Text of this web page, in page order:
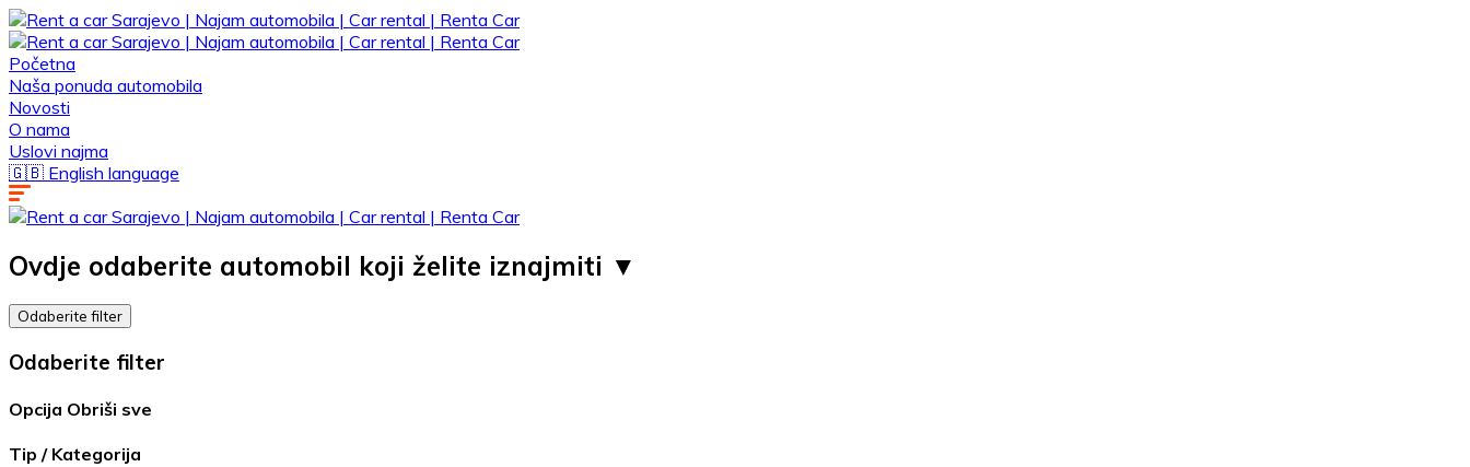
Početna
Naša ponuda automobila
Novosti
O nama
Uslovi najma
🇬🇧 English language
Ovdje odaberite automobil koji želite iznajmiti ▼ ​
Odaberite filter
Odaberite filter
Opcija Obriši sve
Tip / Kategorija